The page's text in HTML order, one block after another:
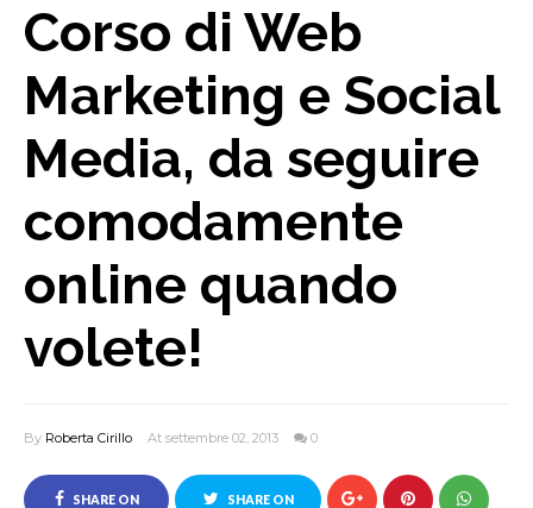
Corso di Web
Marketing e Social
Media, da seguire
comodamente
online quando
volete!
By Roberta Cirillo At settembre 02, 2013 0
SHARE ON SHARE ON